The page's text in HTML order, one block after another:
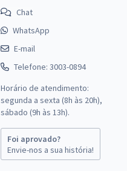
Chat
WhatsApp
E-mail
Telefone: 3003-0894
Horário de atendimento:
segunda a sexta (8h às 20h),
sábado (9h às 13h).
Foi aprovado?
Envie-nos a sua história!